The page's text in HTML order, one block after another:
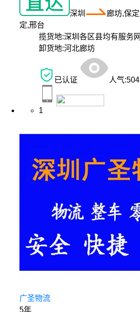
深圳
廊坊,保
定,邢台
揽货地:深圳各区县均有服务
卸货地:河北廊坊
已认证 人气:
1
广圣物流
5年